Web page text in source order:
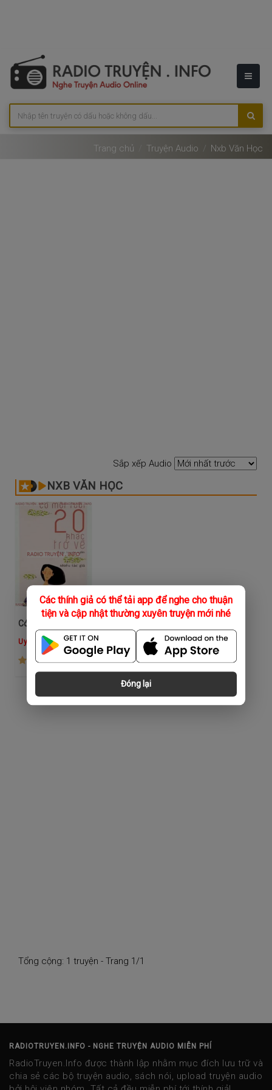
Các thính giả có thể tải app để nghe cho thuận
tiện và cập nhật thường xuyên truyện mới nhé
Đóng lại
Trang chủ Truyện Audio Nxb Văn Học
Sắp xếp Audio
NXB VĂN HỌC
Uyên Minh
Tổng cộng: 1 truyện - Trang 1/1
RADIOTRUYEN.INFO - NGHE TRUYỆN AUDIO MIỄN PHÍ
RadioTruyen.Info được thành lập nhằm mục đích lưu trữ và
chia sẻ các bộ truyện audio, sách nói, upload truyện audio